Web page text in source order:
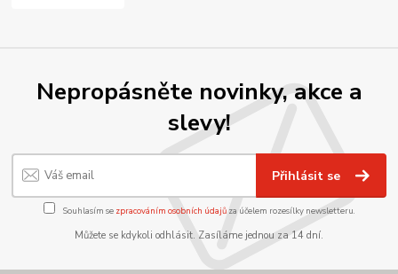
Nepropásněte novinky, akce a
slevy!
Přihlásit se
Souhlasím se zpracováním osobních údajůza účelem rozesílky newsletteru.
Můžete se kdykoli odhlásit. Zasíláme jednou za 14 dní.